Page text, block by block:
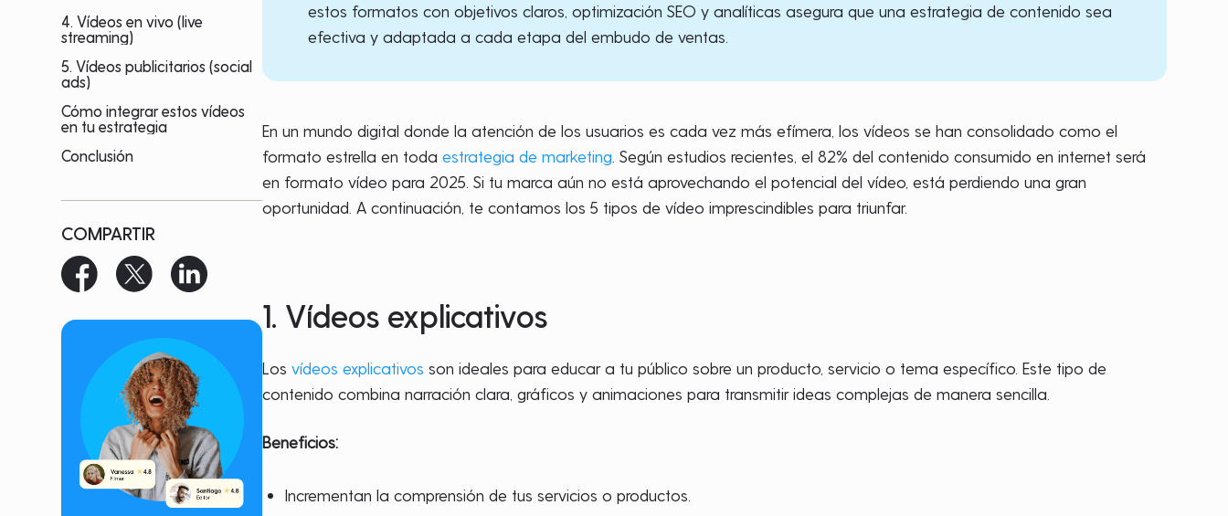
4. Vídeos en vivo (live
streaming)
5. Vídeos publicitarios (social
ads)
Cómo integrar estos vídeos
en tu estrategia
Conclusión
COMPARTIR
estos formatos con objetivos claros, optimización SEO y analíticas asegura que una estrategia de contenido sea
efectiva y adaptada a cada etapa del embudo de ventas.
En un mundo digital donde la atención de los usuarios es cada vez más efímera, los vídeos se han consolidado como el
formato estrella en todaestrategia de marketing . Según estudios recientes, el 82% del contenido consumido en internet será
en formato vídeo para 2025. Si tu marca aún no está aprovechando el potencial del vídeo, está perdiendo una gran
oportunidad. A continuación, te contamos los 5 tipos de vídeo imprescindibles para triunfar.
1. Vídeos explicativos
Losvídeos explicativos son ideales para educar a tu público sobre un producto, servicio o tema específico. Este tipo de
contenido combina narración clara, gráficos y animaciones para transmitir ideas complejas de manera sencilla.
Beneficios:
Incrementan la comprensión de tus servicios o productos.